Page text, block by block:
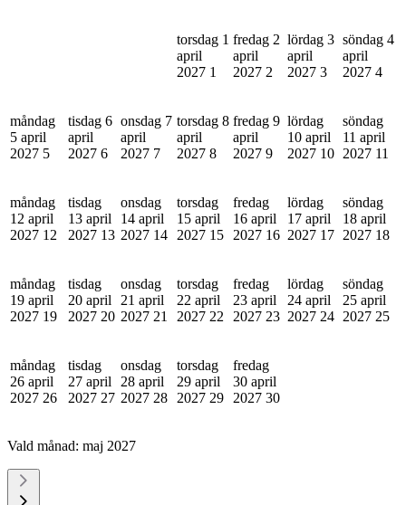
torsdag 1
april
2027 1
fredag 2
april
2027 2
lördag 3
april
2027 3
söndag 4
april
2027 4
måndag
5 april
2027 5
tisdag 6
april
2027 6
onsdag 7
april
2027 7
torsdag 8
april
2027 8
fredag 9
april
2027 9
lördag
10 april
2027 10
söndag
11 april
2027 11
måndag
12 april
2027 12
tisdag
13 april
2027 13
onsdag
14 april
2027 14
torsdag
15 april
2027 15
fredag
16 april
2027 16
lördag
17 april
2027 17
söndag
18 april
2027 18
måndag
19 april
2027 19
tisdag
20 april
2027 20
onsdag
21 april
2027 21
torsdag
22 april
2027 22
fredag
23 april
2027 23
lördag
24 april
2027 24
söndag
25 april
2027 25
måndag
26 april
2027 26
tisdag
27 april
2027 27
onsdag
28 april
2027 28
torsdag
29 april
2027 29
fredag
30 april
2027 30
Vald månad: maj 2027